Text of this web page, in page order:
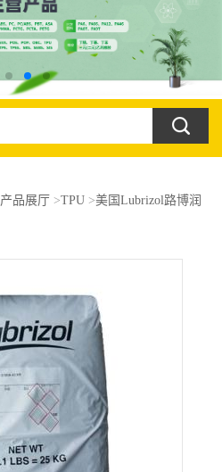
产品展厅>TPU>美国Lubrizol路博润